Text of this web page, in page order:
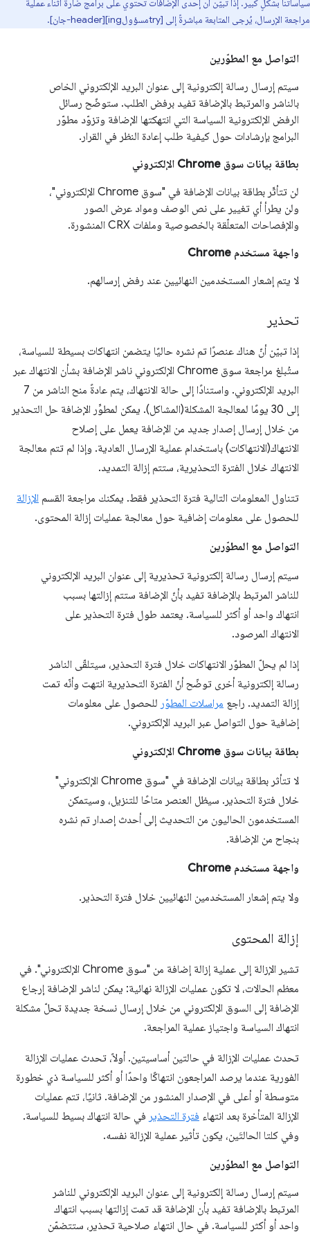
سياساتنا بشكلٍ كبير. إذا تبيّن أن إحدى الإضافات تحتوي على برامج ضارة أثناء عملية
مراجعة الإرسال، يُرجى المتابعة مباشرةً إلى [tryمسؤولing][header-جان].
التواصل مع المطوّرين
سيتم إرسال رسالة إلكترونية إلى عنوان البريد الإلكتروني الخاص
بالناشر والمرتبط بالإضافة تفيد برفض الطلب. ستوضّح رسائل
الرفض الإلكترونية السياسة التي انتهكتها الإضافة وتزوّد مطوّر
البرامج بإرشادات حول كيفية طلب إعادة النظر في القرار.
بطاقة بيانات سوق Chrome الإلكتروني
لن تتأثّر بطاقة بيانات الإضافة في "سوق Chrome الإلكتروني"،
ولن يطرأ أي تغيير على نص الوصف ومواد عرض الصور
والإفصاحات المتعلّقة بالخصوصية وملفات CRX المنشورة.
واجهة مستخدم Chrome
لا يتم إشعار المستخدمين النهائيين عند رفض إرسالهم.
تحذير
إذا تبيّن أنّ هناك عنصرًا تم نشره حاليًا يتضمن انتهاكات بسيطة للسياسة،
ستُبلغ مراجعة سوق Chrome الإلكتروني ناشر الإضافة بشأن الانتهاك عبر
البريد الإلكتروني. واستنادًا إلى حالة الانتهاك، يتم عادةً منح الناشر من 7
إلى 30 يومًا لمعالجة المشكلة(المشاكل). يمكن لمطوِّر الإضافة حل التحذير
من خلال إرسال إصدار جديد من الإضافة يعمل على إصلاح
الانتهاك(الانتهاكات) باستخدام عملية الإرسال العادية. وإذا لم تتم معالجة
الانتهاك خلال الفترة التحذيرية، ستتم إزالة التمديد.
تتناول المعلومات التالية فترة التحذير فقط. يمكنك مراجعة القسم الإزالة
للحصول على معلومات إضافية حول معالجة عمليات إزالة المحتوى.
التواصل مع المطوّرين
سيتم إرسال رسالة إلكترونية تحذيرية إلى عنوان البريد الإلكتروني
للناشر المرتبط بالإضافة تفيد بأنّ الإضافة ستتم إزالتها بسبب
انتهاك واحد أو أكثر للسياسة. يعتمد طول فترة التحذير على
الانتهاك المرصود.
إذا لم يحلّ المطوّر الانتهاكات خلال فترة التحذير، سيتلقّى الناشر
رسالة إلكترونية أخرى توضّح أنّ الفترة التحذيرية انتهت وأنّه تمت
إزالة التمديد. راجع مراسلات المطوّر للحصول على معلومات
إضافية حول التواصل عبر البريد الإلكتروني.
بطاقة بيانات سوق Chrome الإلكتروني
لا تتأثر بطاقة بيانات الإضافة في "سوق Chrome الإلكتروني"
خلال فترة التحذير. سيظل العنصر متاحًا للتنزيل، وسيتمكن
المستخدمون الحاليون من التحديث إلى أحدث إصدار تم نشره
بنجاح من الإضافة.
واجهة مستخدم Chrome
ولا يتم إشعار المستخدمين النهائيين خلال فترة التحذير.
إزالة المحتوى
تشير الإزالة إلى عملية إزالة إضافة من "سوق Chrome الإلكتروني". في
معظم الحالات، لا تكون عمليات الإزالة نهائية: يمكن لناشر الإضافة إرجاع
الإضافة إلى السوق الإلكتروني من خلال إرسال نسخة جديدة تحلّ مشكلة
انتهاك السياسة واجتياز عملية المراجعة.
تحدث عمليات الإزالة في حالتين أساسيتين. أولاً، تحدث عمليات الإزالة
الفورية عندما يرصد المراجعون انتهاكًا واحدًا أو أكثر للسياسة ذي خطورة
متوسطة أو أعلى في الإصدار المنشور من الإضافة. ثانيًا، تتم عمليات
الإزالة المتأخرة بعد انتهاء فترة التحذير في حالة انتهاك بسيط للسياسة.
وفي كلتا الحالتَين، يكون تأثير عملية الإزالة نفسه.
التواصل مع المطوّرين
سيتم إرسال رسالة إلكترونية إلى عنوان البريد الإلكتروني للناشر
المرتبط بالإضافة تفيد بأن الإضافة قد تمت إزالتها بسبب انتهاك
واحد أو أكثر للسياسة. في حال انتهاء صلاحية تحذير، ستتضمّن